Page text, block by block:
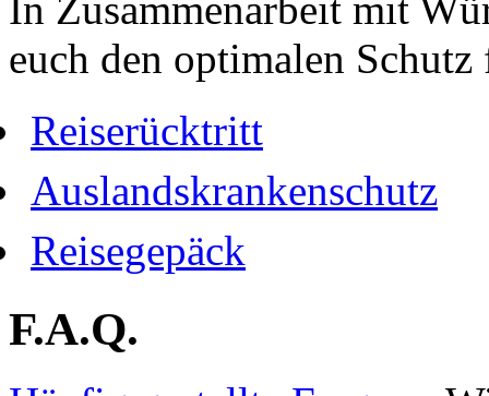
euch den optimalen
Reiserücktritt
Auslandskrankenschutz
Reisegepäck
F.A.Q.